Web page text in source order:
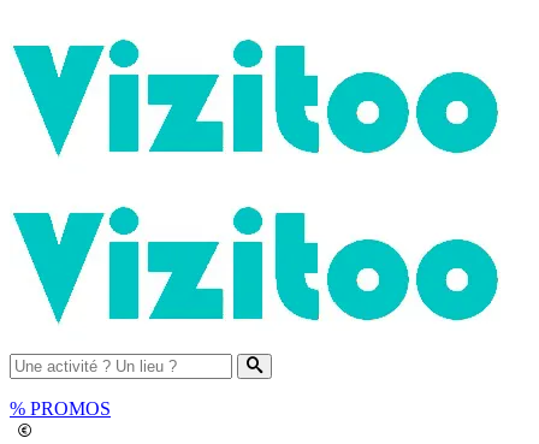
% PROMOS